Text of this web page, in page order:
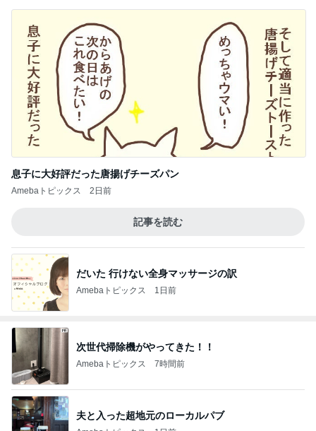
息子に大好評だった唐揚げチーズパン
Amebaトピックス 2日前
記事を読む
だいた 行けない全身マッサージの訳
Amebaトピックス 1日前
次世代掃除機がやってきた！！
Amebaトピックス 7時間前
夫と入った超地元のローカルパブ